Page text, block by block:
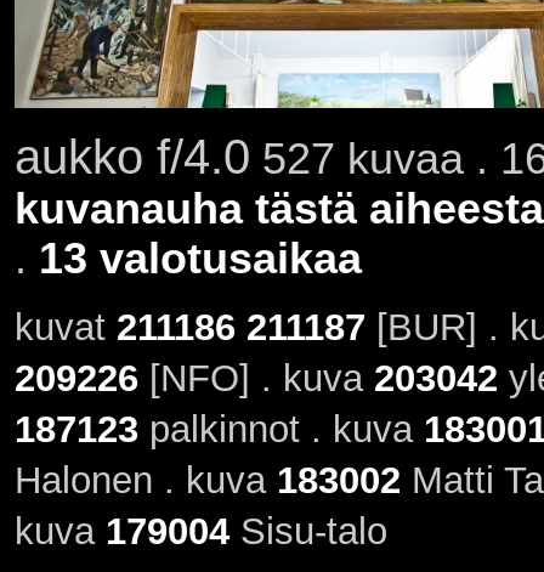
aukko f/4.0 527 kuvaa .
kuvanauha tästä aiheesta
. 13 valotusaikaa
kuvat 211186 211187 [BUR] .
209226[NFO] . kuva 203042
187123palkinnot . kuva
Halonen . kuva 183002 Matti
kuva 179004Sisu-talo